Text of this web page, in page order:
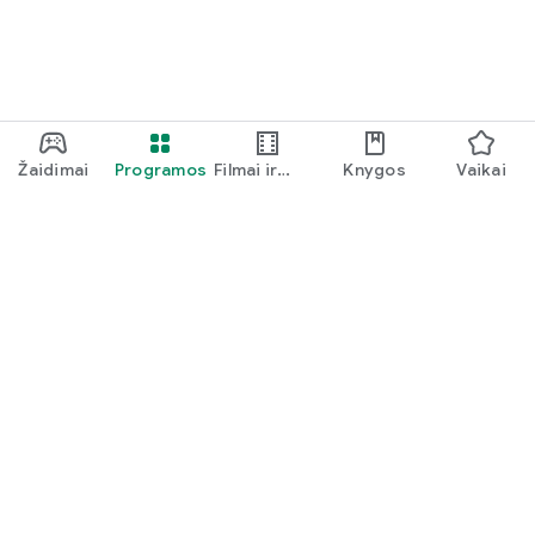
Žaidimai Programos Filmai ir
Knygos Vaikai